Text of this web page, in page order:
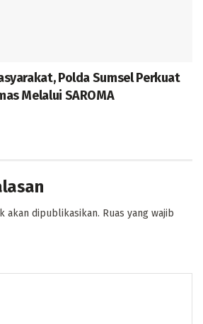
Polda Sumsel Perkuat
Melalui SAROMA
akan dipublikasikan. Ruas yang wajib